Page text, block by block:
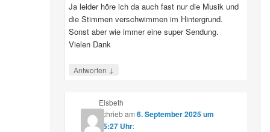
Ja leider höre ich da auch fast nur die Musik und
die Stimmen verschwimmen im Hintergrund.
Sonst aber wie immer eine super Sendung.
Vielen Dank
Antworten ↓
Elsbeth
schriebam 6. September 2025 um
15:27 Uhr: